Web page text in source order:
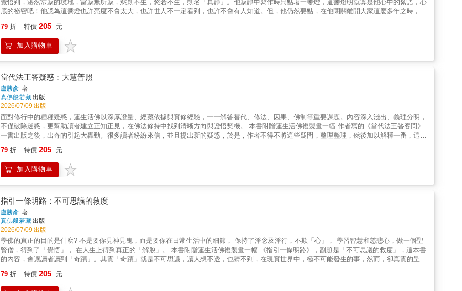
覺悟到，湛然常寂的境地，當寂無所寂，慾則不生，慾若不生，則名「真靜」。他寂靜中寫作時只點著一盞燈，這盞燈明就算是他心中的絮語，心
底的祕密吧！他認為這盞燈也許亮度不會太大，也許世人不一定看到，也許不會有人知道。但，他仍然要點，在他閉關離開大家這麼多年之時，或
靜」，他希望將心中的秘密述說，要讓大家有亮光。作者與弟子們年齡彷彿，大家都知道這一世只是借這幻軀來修持，修行就是消業障，身子就是
消業障的法器，當業障空了，身子也空了，一點羈絆也無了，就真的自由了，真的成就了。他希望就算是幻軀壞了，生命不再了，大家幻軀也聚在
一起，互相扶持，天涯共相伴，人間天上。這就是他寫此書分享心得、鼓勵大家精進修行的期待。
79 折 特價 205 元
加入購物車
當代法王答疑惑：大慧普照
盧勝彥 著
真佛般若藏 出版
2026/07/09 出版
面對修行中的種種疑惑，蓮生活佛以深厚證量、經藏依據與實修經驗，一一解答替代、修法、因果、佛制等重要課題。內容深入淺出、義理分明，
不僅破除迷惑，更幫助讀者建立正知正見，在佛法修持中找到清晰方向與證悟契機。 本書附贈蓮生活佛複製畫一幅 作者寫的《當代法王答客問》
一書出版之後，出奇的引起大轟動。很多讀者紛紛來信，並且提出新的疑惑，於是，作者不得不將這些疑問，整理整理，然後加以解釋一番，這就
「出大名」、「世俗事業」。其實凡夫眾生，要找的是大善知識，是證悟透澈，明心見性，融會貫通佛法，一切無礙的尊者。讀者且拭亮眼睛仔細
看。本書作者以：無瞋無怨、悲心大發、分析正理、取證經藏、自證自知的原則來回覆「替代」？「殺生」？「盧師尊的書中矛盾」？「修法疑
惑」？「佛制與現世之衝突」？等等等等疑惑，逐條逐項一一剖析，次第分明，義理了然，至於微細之地歩，書中有更多精闢的陳述，將利益「未
79 折 特價 205 元
加入購物車
指引一條明路：不可思議的救度
盧勝彥 著
真佛般若藏 出版
2026/07/09 出版
學佛的真正的目的是什麼? 不是要你見神見鬼，而是要你在日常生活中的細節， 保持了淨念及淨行，不欺「心」， 學習智慧和慈悲心，做一個聖
賢僧，得到了「覺悟」， 在人生上得到真正的「解脫」。 本書附贈蓮生活佛複製畫一幅 《指引一條明路》，副題是「不可思議的救度」，這本書
的內容，會讓讀者讀到「奇蹟」。其實「奇蹟」就是不可思議，讓人想不透，也猜不到，在現實世界中，極不可能發生的事，然而，卻真實的呈現
神祕經驗寫了出來。然而經過作者「指引一條明路」的人，都會「不可思議」的獲得了奇蹟般的救度，這些救度都是有憑有據的。作者能救人救
世，也能指引你一條明路，讀者要記得，人生短暫，時日無多，人間憂苦，天涯何處可消愁？不如找作者的書。他會指引你一條光明路。
79 折 特價 205 元